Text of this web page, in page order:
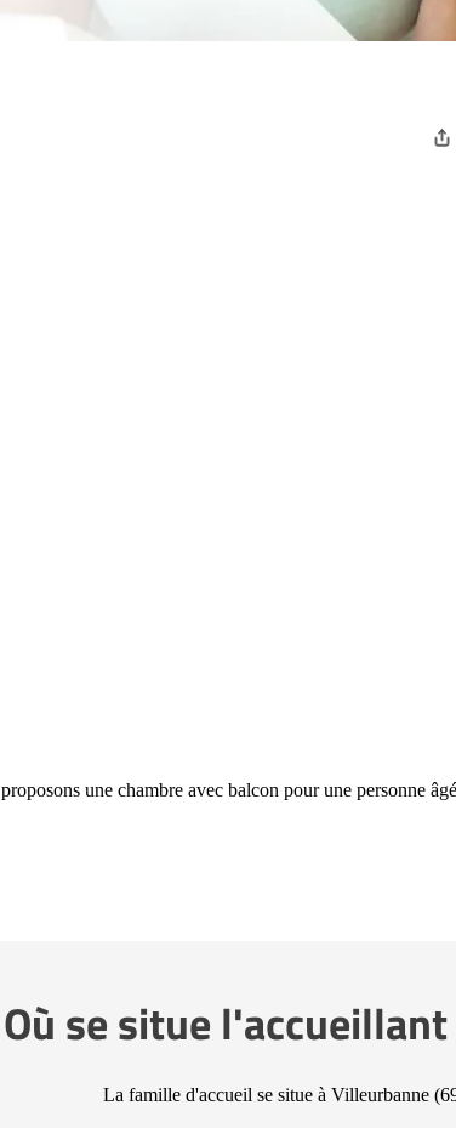
proposons une chambre avec balcon pour une personne
Où se situe
La famille d'accueil se situe à Villeurbanne